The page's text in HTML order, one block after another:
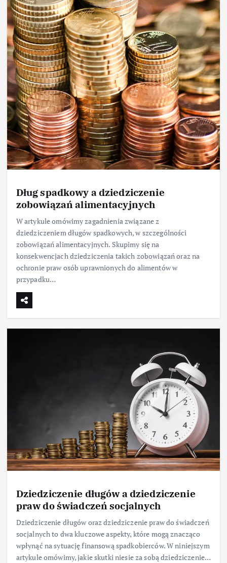
Dług spadkowy a dziedziczenie
zobowiązań alimentacyjnych
W artykule omówimy zagadnienia związane z
dziedziczeniem długów spadkowych, w szczególności
zobowiązań alimentacyjnych. Skupimy się na
konsekwencjach dziedziczenia takich zobowiązań oraz na
ochronie praw osób uprawnionych do alimentów w
przypadku…
Dziedziczenie długów a dziedziczenie
praw do świadczeń socjalnych
Dziedziczenie długów oraz dziedziczenie praw do świadczeń
socjalnych to dwa kluczowe aspekty, które mogą znacząco
wpłynąć na sytuację finansową spadkobierców. W niniejszym
artykule omówimy, jakie skutki niesie za sobą dziedziczenie…